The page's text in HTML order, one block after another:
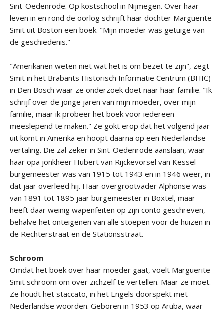
Sint-Oedenrode. Op kostschool in Nijmegen. Over haar
leven in en rond de oorlog schrijft haar dochter Marguerite
Smit uit Boston een boek. "Mijn moeder was getuige van
de geschiedenis."
"Amerikanen weten niet wat het is om bezet te zijn", zegt
Smit in het Brabants Historisch Informatie Centrum (BHIC)
in Den Bosch waar ze onderzoek doet naar haar familie. "Ik
schrijf over de jonge jaren van mijn moeder, over mijn
familie, maar ik probeer het boek voor iedereen
meeslepend te maken." Ze gokt erop dat het volgend jaar
uit komt in Amerika en hoopt daarna op een Nederlandse
vertaling. Die zal zeker in Sint-Oedenrode aanslaan, waar
haar opa jonkheer Hubert van Rijckevorsel van Kessel
burgemeester was van 1915 tot 1943 en in 1946 weer, in
dat jaar overleed hij. Haar overgrootvader Alphonse was
van 1891 tot 1895 jaar burgemeester in Boxtel, maar
heeft daar weinig wapenfeiten op zijn conto geschreven,
behalve het onteigenen van alle stoepen voor de huizen in
de Rechterstraat en de Stationsstraat.
Schroom
Omdat het boek over haar moeder gaat, voelt Marguerite
Smit schroom om over zichzelf te vertellen. Maar ze moet.
Ze houdt het staccato, in het Engels doorspekt met
Nederlandse woorden. Geboren in 1953 op Aruba, waar